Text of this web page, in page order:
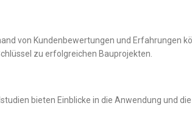
von Kundenbewertungen und Erfahrungen
zu erfolgreichen Bauprojekten.
bieten Einblicke in die Anwendung und